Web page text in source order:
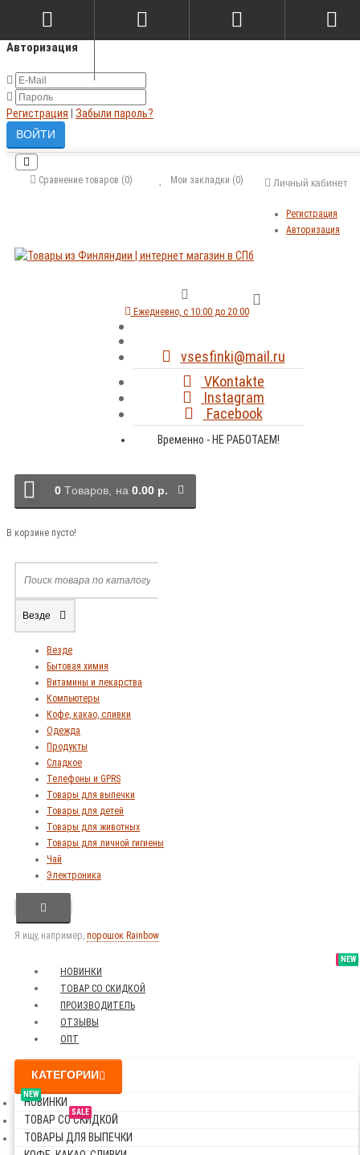
Авторизация
Регистрация Забыли пароль?
Личный кабинет
Регистрация
Авторизация
Мои закладки (0)
Сравнение товаров (0)
Ежедневно, с 10:00 до 20:00
vsesfinki@mail.ru
VKontakte
Instagram
Facebook
Временно - НЕ РАБОТАЕМ!
0 Tоваров, на 0.00 р.
В корзине пусто!
Везде
Везде
Бытовая химия
Витамины и лекарства
Компьютеры
Кофе, какао, сливки
Одежда
Продукты
Сладкое
Телефоны и GPRS
Товары для выпечки
Товары для детей
Товары для животных
Товары для личной гигиены
Чай
Электроника
Я ищу, например, порошок Rainbow
NEW
НОВИНКИ
SALE
ТОВАР СО СКИДКОЙ
NEW
ПРОИЗВОДИТЕЛЬ
NEW
ОТЗЫВЫ
ОПТ
КАТЕГОРИИ
NEW
НОВИНКИ
SALE
ТОВАР СО СКИДКОЙ
ТОВАРЫ ДЛЯ ВЫПЕЧКИ